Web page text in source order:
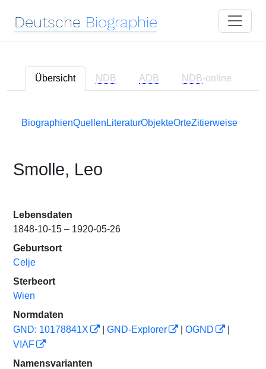
Deutsche Biographie
Übersicht NDB ADB NDB-online
BiographienQuellen LiteraturObjekteOrteZitierweise
Smolle, Leo
Lebensdaten
1848-10-15 – 1920-05-26
Geburtsort
Celje
Sterbeort
Wien
Normdaten
GND: 10178841X
GND-Explorer OGND
VIAF
Namensvarianten